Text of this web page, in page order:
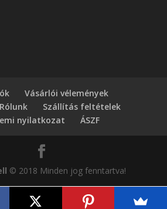
Vásárlói vélemények
Rólunk
Szállítás feltételek
nyilatkozat
ÁSZF
© 2018 Minden jog fenntartva!